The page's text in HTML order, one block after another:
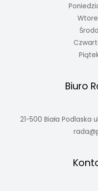
Biuro
21-500 Biała Podlaska